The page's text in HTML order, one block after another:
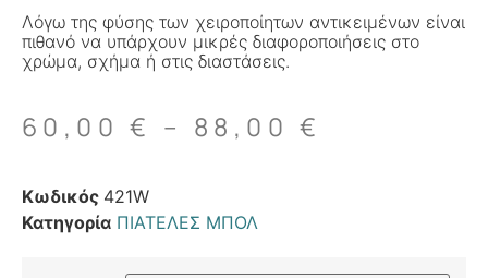
Λόγω της φύσης των χειροποίητων αντικειμένων είναι
πιθανό να υπάρχουν μικρές διαφοροποιήσεις στο
χρώμα, σχήμα ή στις διαστάσεις.
60,00€ – 88,00€
Κωδικός 421W
Κατηγορία ΠΙΑΤΕΛΕΣ ΜΠΟΛ